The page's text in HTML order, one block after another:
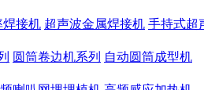
焊接机 超声波金属焊接机 手持式超
圆筒卷边机系列 自动圆筒成型机